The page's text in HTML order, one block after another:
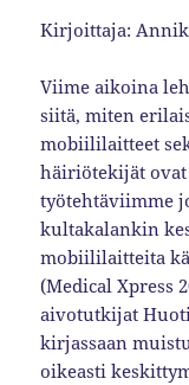
Kirjoittaja:
Viime aikoina
siitä, miten
mobiililaitteet
häiriötekijät ovat
työtehtäviimme
kultakalankin
mobiililaitteita
(Medical Xpress
aivotutkijat
kirjassaan
oikeasti